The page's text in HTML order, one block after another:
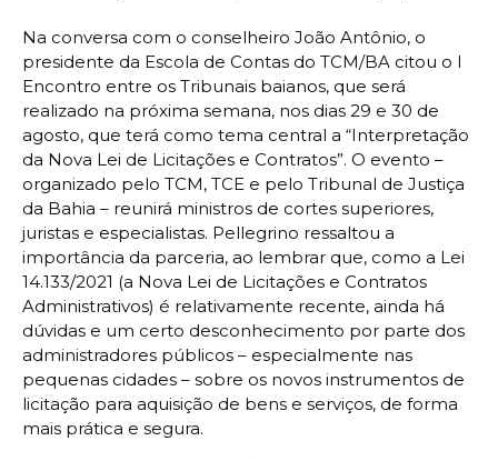
Na conversa com o conselheiro João Antônio, o
presidente da Escola de Contas do TCM/BA citou o I
Encontro entre os Tribunais baianos, que será
realizado na próxima semana, nos dias 29 e 30 de
agosto, que terá como tema central a “Interpretação
da Nova Lei de Licitações e Contratos”. O evento –
organizado pelo TCM, TCE e pelo Tribunal de Justiça
da Bahia – reunirá ministros de cortes superiores,
juristas e especialistas. Pellegrino ressaltou a
importância da parceria, ao lembrar que, como a Lei
14.133/2021 (a Nova Lei de Licitações e Contratos
Administrativos) é relativamente recente, ainda há
dúvidas e um certo desconhecimento por parte dos
administradores públicos – especialmente nas
pequenas cidades – sobre os novos instrumentos de
licitação para aquisição de bens e serviços, de forma
mais prática e segura.